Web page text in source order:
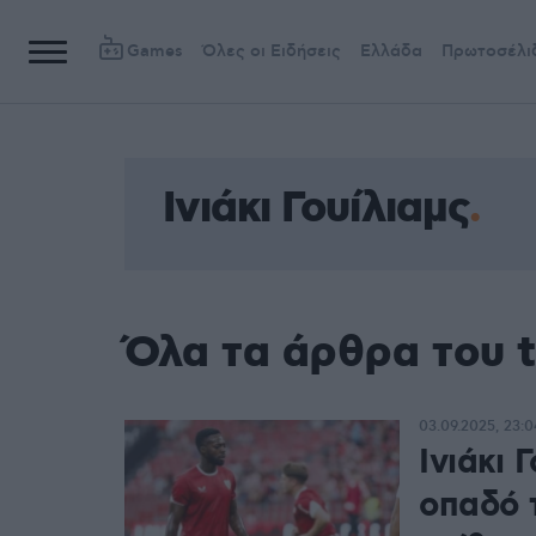
Games Όλες οι Ειδήσεις Ελλάδα
Ινιάκι Γουίλιαμς
Όλα τα άρθρα του
Ινιάκι
οπαδό
03.09.2025,